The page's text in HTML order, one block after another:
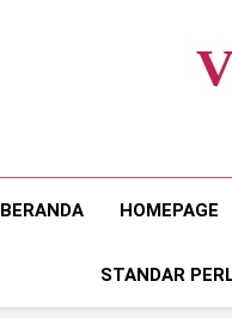
BERANDA HOMEPAGE
STANDAR